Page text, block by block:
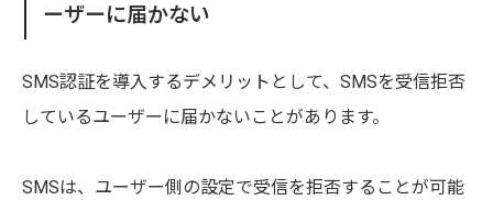
ーザーに届かない
SMS認証を導入するデメリットとして、SMSを受信拒否
しているユーザーに届かないことがあります。
SMSは、ユーザー側の設定で受信を拒否することが可能